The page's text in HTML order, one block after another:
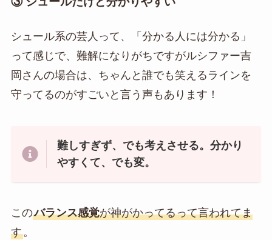
シュール系の芸人って、「分かる人には分かる」
って感じで、難解になりがちですがルシファー吉
岡さんの場合は、ちゃんと誰でも笑えるラインを
守ってるのがすごいと言う声もあります！
難しすぎず、でも考えさせる。分かり
やすくて、でも変。
このバランス感覚が神がかってるって言われてま
す。